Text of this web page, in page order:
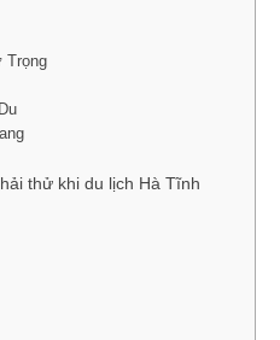
Trọng
thử khi du lịch Hà Tĩnh